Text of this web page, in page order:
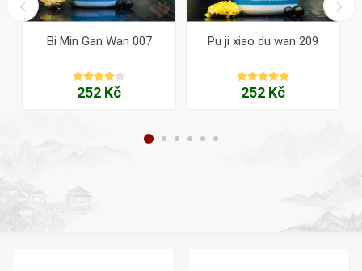
Bi Min Gan Wan 007
252 Kč
Pu ji xiao du wan 209
252 Kč